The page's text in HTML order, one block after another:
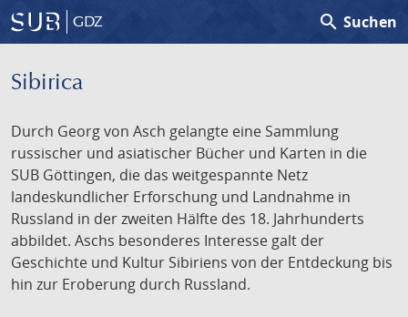
GDZ search Suchen
Sibirica
Durch Georg von Asch gelangte eine Sammlung
russischer und asiatischer Bücher und Karten in die
SUB Göttingen, die das weitgespannte Netz
landeskundlicher Erforschung und Landnahme in
Russland in der zweiten Hälfte des 18. Jahrhunderts
abbildet. Aschs besonderes Interesse galt der
Geschichte und Kultur Sibiriens von der Entdeckung bis
hin zur Eroberung durch Russland.